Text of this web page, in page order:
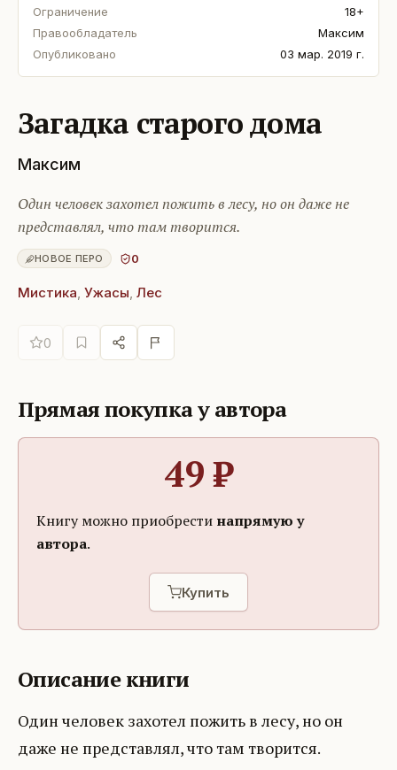
Ограничение
18+
Правообладатель
Максим
Опубликовано
03 мар. 2019 г.
Загадка старого дома
Максим
Один человек захотел пожить в лесу, но он даже не
представлял, что там творится.
НОВОЕ ПЕРО 0
Мистика, Ужасы, Лес
0
Прямая покупка у автора
49₽
Книгу можно приобрести напрямую у
автора.
Купить
Описание книги
Один человек захотел пожить в лесу, но он
даже не представлял, что там творится.